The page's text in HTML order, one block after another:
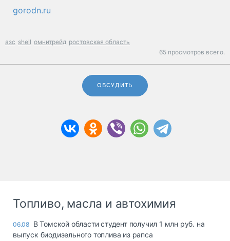
gorodn.ru
азс shell омнитрейд ростовская область
65 просмотров всего.
ОБСУДИТЬ
Топливо, масла и автохимия
06.08 В Томской области студент получил 1 млн руб. на
выпуск биодизельного топлива из рапса